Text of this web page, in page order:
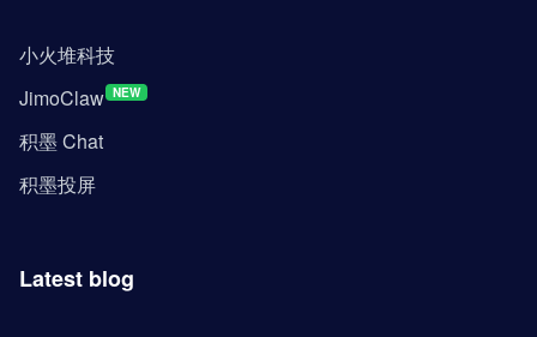
小火堆科技
JimoClaw NEW
积墨 Chat
积墨投屏
Latest blog